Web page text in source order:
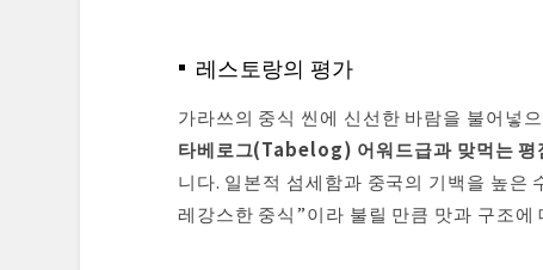
레스토랑의 평가
가라쓰의 중식 씬에 신선한 바람을 불어넣
타베로그(Tabelog) 어워드급과 맞먹는 평
니다. 일본적 섬세함과 중국의 기백을 높은
레강스한 중식”이라 불릴 만큼 맛과 구조에